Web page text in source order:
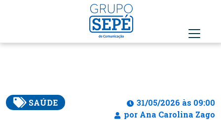
SAÚDE
31/05/2026 às 09:00
por Ana Carolina Zago